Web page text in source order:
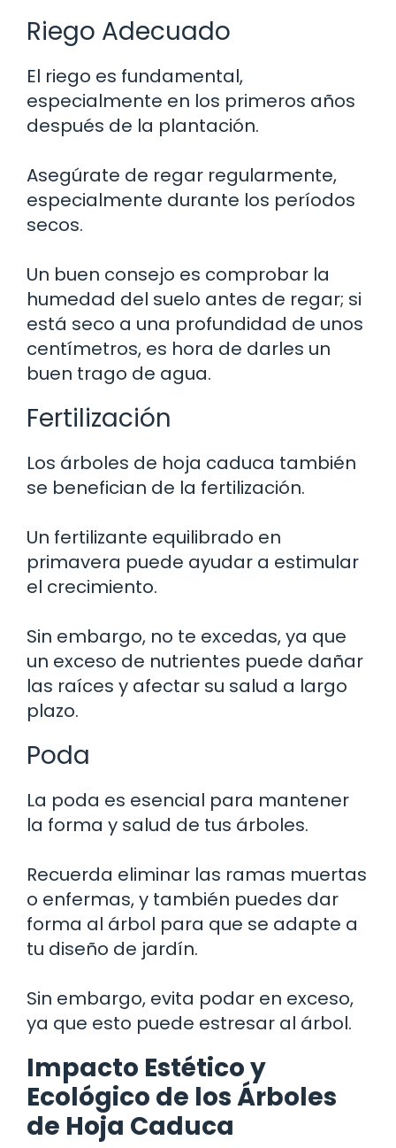
Riego Adecuado
El riego es fundamental,
especialmente en los primeros años
después de la plantación.
Asegúrate de regar regularmente,
especialmente durante los períodos
secos.
Un buen consejo es comprobar la
humedad del suelo antes de regar; si
está seco a una profundidad de unos
centímetros, es hora de darles un
buen trago de agua.
Fertilización
Los árboles de hoja caduca también
se benefician de la fertilización.
Un fertilizante equilibrado en
primavera puede ayudar a estimular
el crecimiento.
Sin embargo, no te excedas, ya que
un exceso de nutrientes puede dañar
las raíces y afectar su salud a largo
plazo.
Poda
La poda es esencial para mantener
la forma y salud de tus árboles.
Recuerda eliminar las ramas muertas
o enfermas, y también puedes dar
forma al árbol para que se adapte a
tu diseño de jardín.
Sin embargo, evita podar en exceso,
ya que esto puede estresar al árbol.
Impacto Estético y
Ecológico de los Árboles
de Hoja Caduca